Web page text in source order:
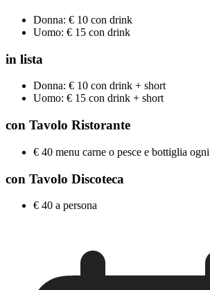
Donna: € 10 con drink
Uomo: € 15 con drink
in lista
Donna: € 10 con drink + short
Uomo: € 15 con drink + short
con Tavolo Ristorante
€ 40 menu carne o pesce e bottiglia
con Tavolo Discoteca
€ 40 a persona